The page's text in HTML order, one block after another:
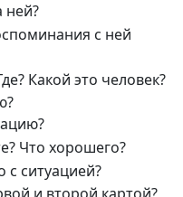
ней?
с ней
Какой это человек?
Что хорошего?
с ситуацией?